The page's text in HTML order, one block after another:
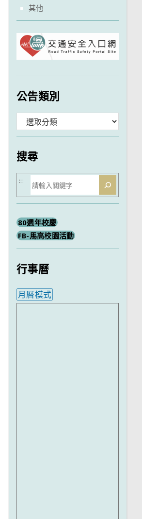
其他
公告類別
類
搜尋
搜
尋
:::
80週年校慶
FB-馬高校園活動
行事曆
月曆模式